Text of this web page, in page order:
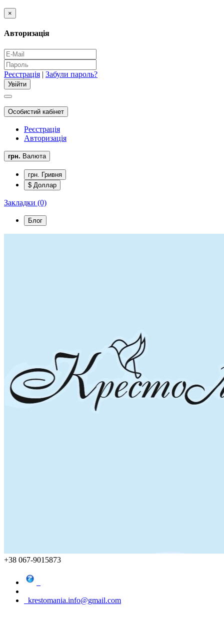
×
Авторизація
Реєстрація | Забули пароль?
Особистий кабінет
Реєстрація
Авторизація
грн. Валюта
грн. Гривня
$ Доллар
Закладки (0)
Блог
+38 067-9015873
krestomania.info@gmail.com